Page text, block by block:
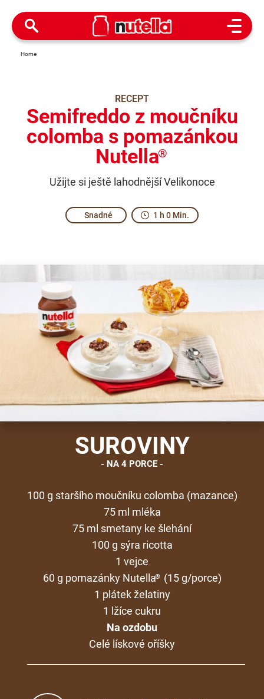
Open
Home
RECEPT
Semifreddo z moučníku
colomba s pomazánkou
Nutella®
Užijte si ještě lahodnější Velikonoce
Snadné 1 h 0 Min.
SUROVINY
NA 4 PORCE
100 g staršího moučníku colomba (mazance)
75 ml mléka
75 ml smetany ke šlehání
100 g sýra ricotta
1 vejce
60 g pomazánky Nutella®
(15 g/porce)
1 plátek želatiny
1 lžíce cukru
Na ozdobu
Celé lískové oříšky